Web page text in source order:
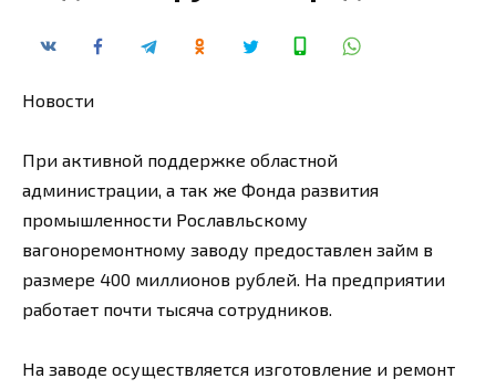
Новости
При активной поддержке областной
администрации, а так же Фонда развития
промышленности Рославльскому
вагоноремонтному заводу предоставлен займ в
размере 400 миллионов рублей. На предприятии
работает почти тысяча сотрудников.
На заводе осуществляется изготовление и ремонт